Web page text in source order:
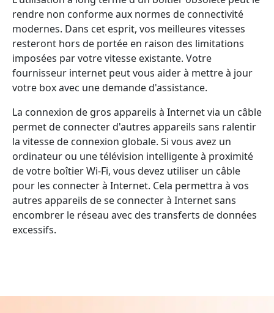
rendre non conforme aux normes de connectivité
modernes. Dans cet esprit, vos meilleures vitesses
resteront hors de portée en raison des limitations
imposées par votre vitesse existante. Votre
fournisseur internet peut vous aider à mettre à jour
votre box avec une demande d'assistance.
La connexion de gros appareils à Internet via un câble
permet de connecter d'autres appareils sans ralentir
la vitesse de connexion globale. Si vous avez un
ordinateur ou une télévision intelligente à proximité
de votre boîtier Wi-Fi, vous devez utiliser un câble
pour les connecter à Internet. Cela permettra à vos
autres appareils de se connecter à Internet sans
encombrer le réseau avec des transferts de données
excessifs.